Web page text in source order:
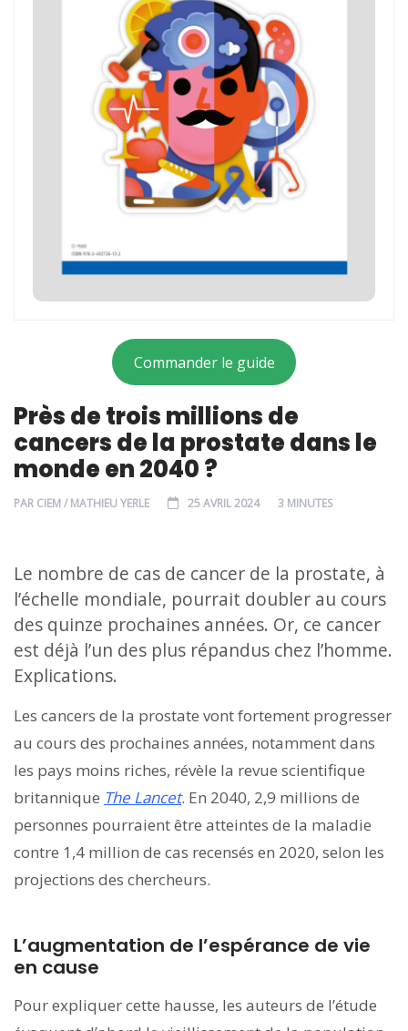
Commander le guide
Près de trois millions de
cancers de la prostate dans le
monde en 2040 ?
PAR CIEM / MATHIEU YERLE 25 AVRIL 2024 3 MINUTES
Le nombre de cas de cancer de la prostate, à
l’échelle mondiale, pourrait doubler au cours
des quinze prochaines années. Or, ce cancer
est déjà l’un des plus répandus chez l’homme.
Explications.
Les cancers de la prostate vont fortement progresser
au cours des prochaines années, notamment dans
les pays moins riches, révèle la revue scientifique
britannique The Lancet. En 2040, 2,9 millions de
personnes pourraient être atteintes de la maladie
contre 1,4 million de cas recensés en 2020, selon les
projections des chercheurs.
L’augmentation de l’espérance de vie
en cause
Pour expliquer cette hausse, les auteurs de l’étude